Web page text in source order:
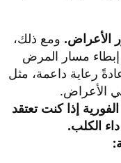
الأعراض. ومع ذلك،
إبطاء مسار المرض
رعاية داعمة، مثل
الأعراض.
إذا كنت تعتقد
الكلب.